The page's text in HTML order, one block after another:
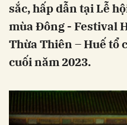
sắc, hấp dẫn tại Lễ
mùa Đông - Festival
Thừa Thiên – Huế tổ
cuối năm 2023.